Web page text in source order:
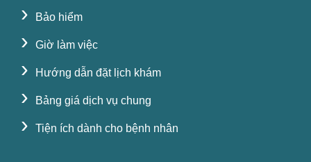
› Bảo hiểm
› Giờ làm việc
› Hướng dẫn đặt lịch khám
› Bảng giá dịch vụ chung
› Tiện ích dành cho bệnh nhân